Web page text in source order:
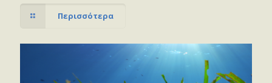
Περισσότερα